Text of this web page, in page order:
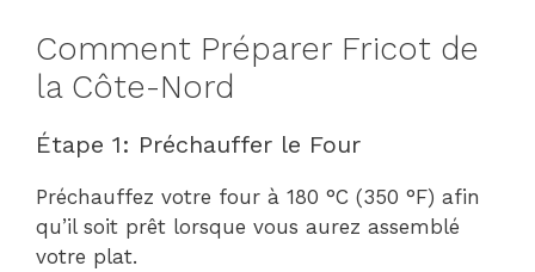
Comment Préparer Fricot de
la Côte-Nord
Étape 1: Préchauffer le Four
Préchauffez votre four à 180 °C (350 °F) afin
qu’il soit prêt lorsque vous aurez assemblé
votre plat.